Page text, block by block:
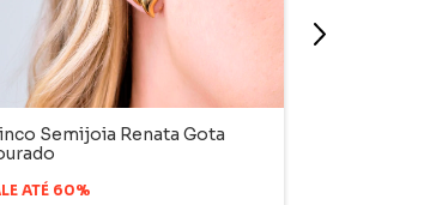
Semijoia Renata Gota
ATÉ 60%